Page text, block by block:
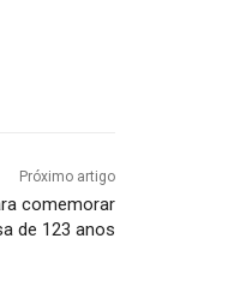
Próximo artigo
comemorar
de 123 anos